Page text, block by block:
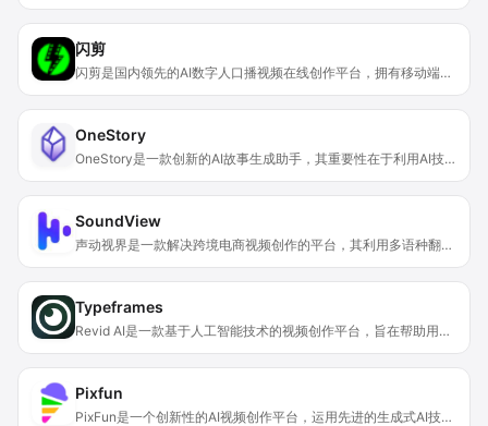
闪剪
闪剪是国内领先的AI数字人口播视频在线创作平台，拥有移动端APP版本。其核心功能是利用AI技术自动创作文案并一键生成数字人视频，用户可输入关键词，平台就能迅速完成视频创作。此外，还支持在线定制专属数字人形象及声音。 该平台的重要性在于为企业和个人提供了高效、便捷的视频创作解决方案，降低了视频制作的门槛和成本。其主要优点包括丰富的数字人视频模板、200 + 国际化数字人模特、24 + 国家AI配音、AI文案创作、智能成片等功能，能帮助企业团队轻松实现矩阵营销引流，降本增效。目前暂未提及价格相关信息，其定位是为有视频创作需求的企业和自媒体人提供服务。
OneStory
OneStory是一款创新的AI故事生成助手，其重要性在于利用AI技术帮助用户快速生成连续性、一致性良好的角色和故事。主要优点是降低了创作门槛，让任何人都能轻松创作故事影集。产品背景是顺应内容创作需求，借助AI技术提升创作效率和质量。关于价格文中未提及收费情况，推测有免费和会员付费订阅模式。定位是为用户提供便捷、高效的故事创作服务，覆盖多种创作场景。
SoundView
声动视界是一款解决跨境电商视频创作的平台，其利用多语种翻译、语音合成、语音识别、大模型等技术，提供视频配音、视频翻译、文本配音等业务。该平台的重要性在于大大简化并提高了带货视频、产品视频、宣传视频的创作效率。其主要优点是让视频创作更简便，能够适应多语种需求，满足跨境业务。目前暂未提及价格信息。平台定位为服务跨境电商领域，帮助商家更轻松地制作出符合不同市场需求的视频内容。
Typeframes
Revid AI是一款基于人工智能技术的视频创作平台，旨在帮助用户轻松创建适合TikTok、Instagram和YouTube等平台的爆款短视频。主要功能包括AI脚本生成、多语言语音合成、多种视频风格模板、简单易用的编辑器等。其优点在于无需专业技能，能将创意快速转化为吸引人的视频，节省时间和精力，尤其适合创作者专注于故事创作。平台受到14258名用户喜爱，已创建240909个视频，被400位创作者用于达到100k+的浏览量，支持32种语言，在68个国家使用。平台提供免费工具，无需信用卡即可开始使用，且视频导出后归用户永久所有。
Pixfun
PixFun是一个创新性的AI视频创作平台，运用先进的生成式AI技术，能够帮助用户将文字故事快速转化为精彩的动画视频。其重要性在于大大降低了视频创作的门槛，使得非专业人士也能轻松制作出高质量的视频内容。主要优点包括创作速度快、操作简单、支持自定义风格和角色等。该产品可能面向广大的内容创作者、教育工作者、市场营销人员等群体，价格信息未在提供的页面中提及。